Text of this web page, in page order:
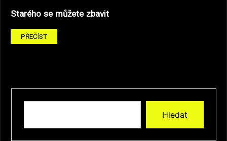
Starého se můžete zbavit
PŘEČÍST
Hledat